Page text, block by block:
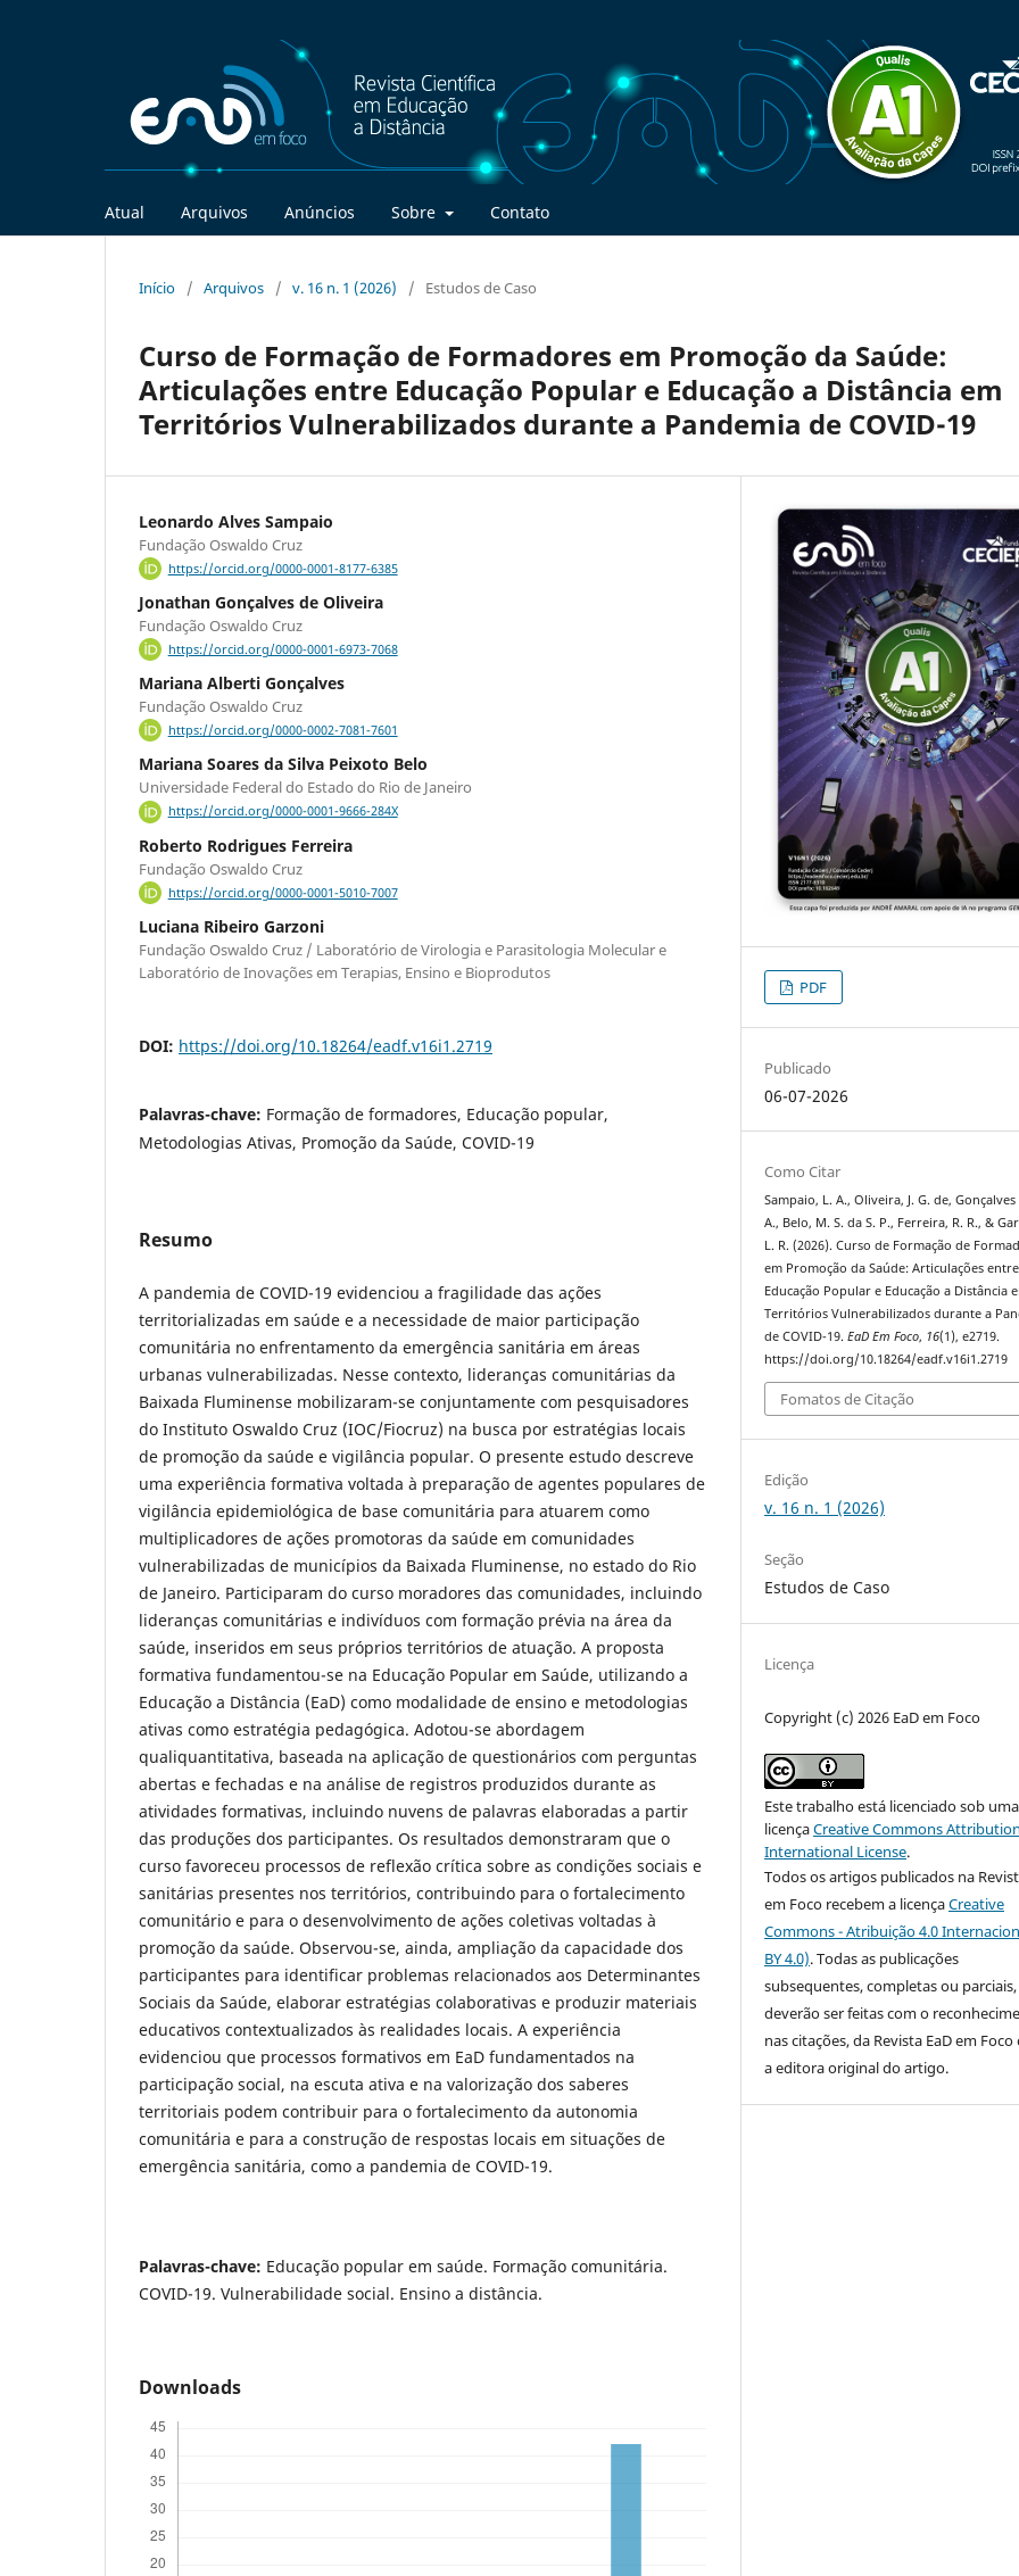
Atual Arquivos Anúncios Sobre Contato
Início / Arquivos / v. 16 n. 1 (2026) / Estudos de Caso
Curso de Formação de Formadores em Promoção da Saúde:
Articulações entre Educação Popular e Educação a Distância em
Territórios Vulnerabilizados durante a Pandemia de COVID-19
Leonardo Alves Sampaio
Fundação Oswaldo Cruz
https://orcid.org/0000-0001-8177-6385
Jonathan Gonçalves de Oliveira
Fundação Oswaldo Cruz
https://orcid.org/0000-0001-6973-7068
Mariana Alberti Gonçalves
Fundação Oswaldo Cruz
https://orcid.org/0000-0002-7081-7601
Mariana Soares da Silva Peixoto Belo
Universidade Federal do Estado do Rio de Janeiro
https://orcid.org/0000-0001-9666-284X
Roberto Rodrigues Ferreira
Fundação Oswaldo Cruz
https://orcid.org/0000-0001-5010-7007
Luciana Ribeiro Garzoni
Fundação Oswaldo Cruz / Laboratório de Virologia e Parasitologia Molecular e
Laboratório de Inovações em Terapias, Ensino e Bioprodutos
DOI: https://doi.org/10.18264/eadf.v16i1.2719
Palavras-chave: Formação de formadores, Educação popular,
Metodologias Ativas, Promoção da Saúde, COVID-19
Resumo
A pandemia de COVID-19 evidenciou a fragilidade das ações
territorializadas em saúde e a necessidade de maior participação
comunitária no enfrentamento da emergência sanitária em áreas
urbanas vulnerabilizadas. Nesse contexto, lideranças comunitárias da
Baixada Fluminense mobilizaram-se conjuntamente com pesquisadores
do Instituto Oswaldo Cruz (IOC/Fiocruz) na busca por estratégias locais
de promoção da saúde e vigilância popular. O presente estudo descreve
uma experiência formativa voltada à preparação de agentes populares de
vigilância epidemiológica de base comunitária para atuarem como
multiplicadores de ações promotoras da saúde em comunidades
vulnerabilizadas de municípios da Baixada Fluminense, no estado do Rio
de Janeiro. Participaram do curso moradores das comunidades, incluindo
lideranças comunitárias e indivíduos com formação prévia na área da
saúde, inseridos em seus próprios territórios de atuação. A proposta
formativa fundamentou-se na Educação Popular em Saúde, utilizando a
Educação a Distância (EaD) como modalidade de ensino e metodologias
ativas como estratégia pedagógica. Adotou-se abordagem
qualiquantitativa, baseada na aplicação de questionários com perguntas
abertas e fechadas e na análise de registros produzidos durante as
atividades formativas, incluindo nuvens de palavras elaboradas a partir
das produções dos participantes. Os resultados demonstraram que o
curso favoreceu processos de reflexão crítica sobre as condições sociais e
sanitárias presentes nos territórios, contribuindo para o fortalecimento
comunitário e para o desenvolvimento de ações coletivas voltadas à
promoção da saúde. Observou-se, ainda, ampliação da capacidade dos
participantes para identificar problemas relacionados aos Determinantes
Sociais da Saúde, elaborar estratégias colaborativas e produzir materiais
educativos contextualizados às realidades locais. A experiência
evidenciou que processos formativos em EaD fundamentados na
participação social, na escuta ativa e na valorização dos saberes
territoriais podem contribuir para o fortalecimento da autonomia
comunitária e para a construção de respostas locais em situações de
emergência sanitária, como a pandemia de COVID-19.
Palavras-chave: Educação popular em saúde. Formação comunitária.
COVID-19. Vulnerabilidade social. Ensino a distância.
Downloads
PDF
Publicado
06-07-2026
Como Citar
Sampaio, L. A., Oliveira, J. G. de, Gonçalves
A., Belo, M. S. da S. P., Ferreira, R. R., &
L. R. (2026). Curso de Formação de
em Promoção da Saúde: Articulações entre
Educação Popular e Educação a Distância
Territórios Vulnerabilizados durante a
de COVID-19.EaD Em Foco, 16(1), e2719.
https://doi.org/10.18264/eadf.v16i1.2719
Fomatos de Citação
Edição
v. 16 n. 1 (2026)
Seção
Estudos de Caso
Licença
Copyright (c) 2026 EaD em Foco
Este trabalho está licenciado sob uma
licençaCreative Commons
International License.
Todos os artigos publicados na
em Foco recebem a licençaCreative
Commons - Atribuição 4.0
BY 4.0). Todas as publicações
subsequentes, completas ou parciais,
deverão ser feitas com o
nas citações, da Revista EaD em
a editora original do artigo.